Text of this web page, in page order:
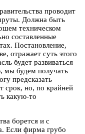
проводит
Должна быть
техническом
составленные
Постановление,
отражает суть этого
будет развиваться
мы будем получать
предсказать
срок, но, по крайней
какую-то
борется и с
Если фирма грубо